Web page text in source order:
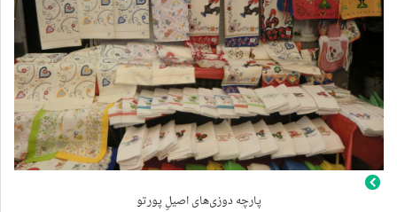
پارچه دوزی‌های اصیلِ پورتو